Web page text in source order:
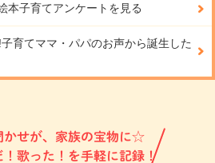
本子育てアンケートを見る
子育てママ・パパのお声から誕生した
かせが、家族の宝物に☆
！歌った！を手軽に記録！